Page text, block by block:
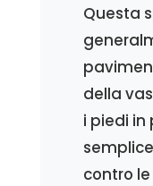
Questa
della
i piedi
contro